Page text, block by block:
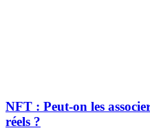
NFT : Peut-on les
réels ?